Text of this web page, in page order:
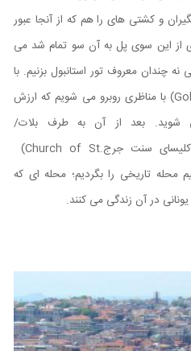
و کشتی ‌های را هم که از آنجا عبور
از این سوی پل به آن سو تمام شد می
چندان معروف تور استانبول بزنیم. با
با مناظری روبرو می شویم که ارزش
شوید. بعد از آن به طرف بلات/
سنت جرج(Church of St.
محله تاریخی را بگردیم؛ محله ای که
در آن زندگی می کنند.